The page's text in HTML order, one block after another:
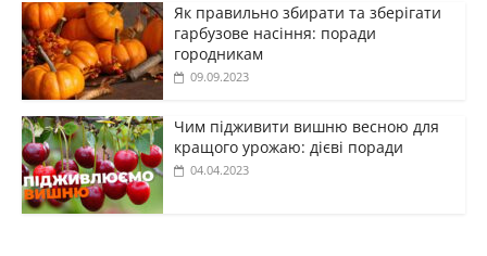
Як правильно збирати та зберігати
гарбузове насіння: поради
городникам
09.09.2023
Чим підживити вишню весною для
кращого урожаю: дієві поради
04.04.2023